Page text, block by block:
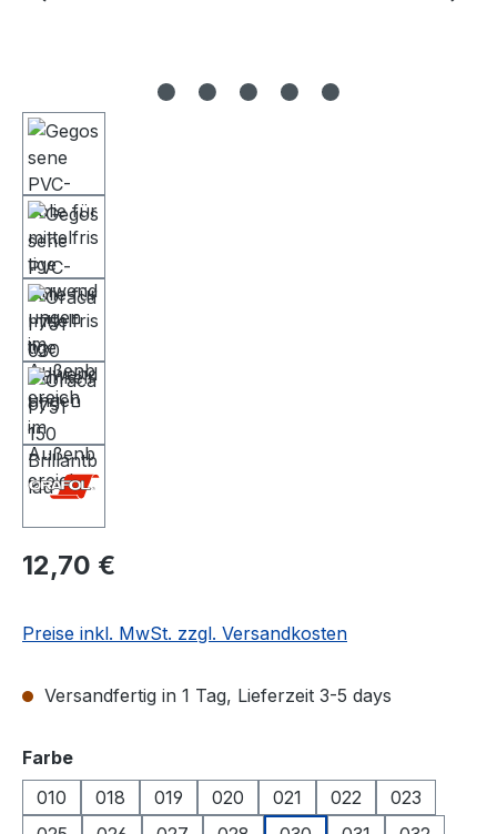
Regulärer Preis:
12,70 €
Preise inkl. MwSt. zzgl. Versandkosten
Versandfertig in 1 Tag, Lieferzeit 3-5 days
Farbeauswählen
010
018 019 020 021 022
023